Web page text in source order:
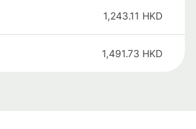
1,243.11 HKD
1,491.73 HKD